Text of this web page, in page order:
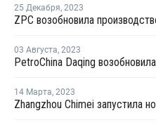
25 Декабря, 2023
03 Августа, 2023
PetroChina Daqing
14 Марта, 2023
Zhangzhou Chimei запустила